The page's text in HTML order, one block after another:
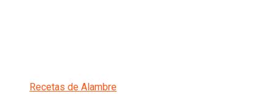
Recetas de Alambre